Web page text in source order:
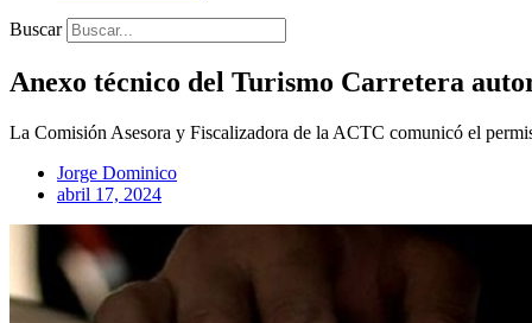
Buscar
Anexo técnico del Turismo Carretera
La Comisión Asesora y Fiscalizadora de la ACTC comunicó el
Jorge Dominico
abril 17, 2024